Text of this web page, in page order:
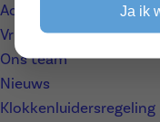
Activiteiten
Vrije dagen
Ons team
Nieuws
Klokkenluidersregeling
Ja ik